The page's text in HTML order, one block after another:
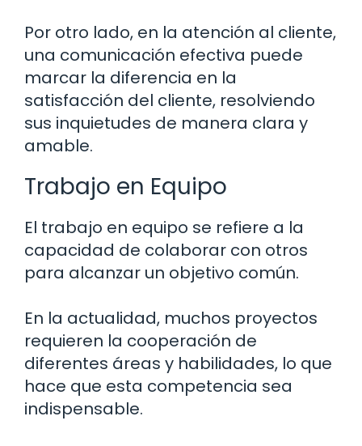
Por otro lado, en la atención al cliente,
una comunicación efectiva puede
marcar la diferencia en la
satisfacción del cliente, resolviendo
sus inquietudes de manera clara y
amable.
Trabajo en Equipo
El trabajo en equipo se refiere a la
capacidad de colaborar con otros
para alcanzar un objetivo común.
En la actualidad, muchos proyectos
requieren la cooperación de
diferentes áreas y habilidades, lo que
hace que esta competencia sea
indispensable.